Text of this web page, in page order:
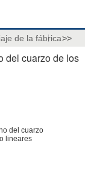
de la fábrica>>
del cuarzo de los